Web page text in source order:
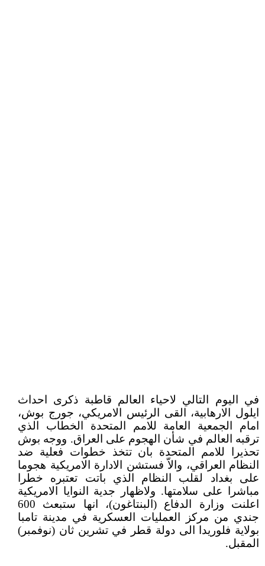
في اليوم التالي لاحياء العالم قاطبة ذكرى احداث
ايلول الارهابية، القى الرئيس الامريكي، جورج بوش،
امام الجمعية العامة للامم المتحدة الخطاب الذي
ترقبه العالم في شأن الهجوم على العراق. ووجه بوش
تحذيرا للامم المتحدة بان تتخذ خطوات فعلية ضد
النظام العراقي، والاّ فستشن الادارة الامريكية هجوما
على بغداد لقلب النظام الذي باتت تعتبره خطرا
مباشرا على سلامتها. ولاظهار جدية النوايا الامريكية
اعلنت وزارة الدفاع (البنتاغون)، انها ستبعث 600
جندي من مركز العمليات العسكرية في مدينة تامبا
بولاية فلوريدا الى دولة قطر في تشرين ثان (نوفمبر)
المقبل.